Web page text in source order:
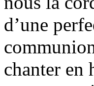
d’une
chanter en